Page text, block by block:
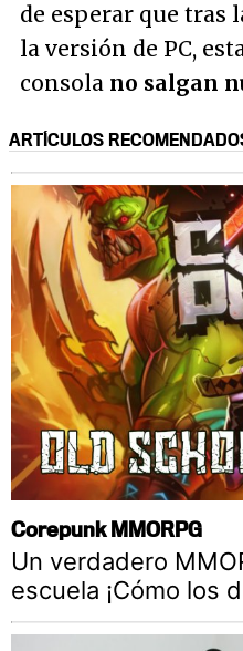
de esperar que tras
la versión de PC,
consola no salgan
ARTÍCULOS
Corepunk MMORPG
Un verdadero
escuela ¡Cómo los